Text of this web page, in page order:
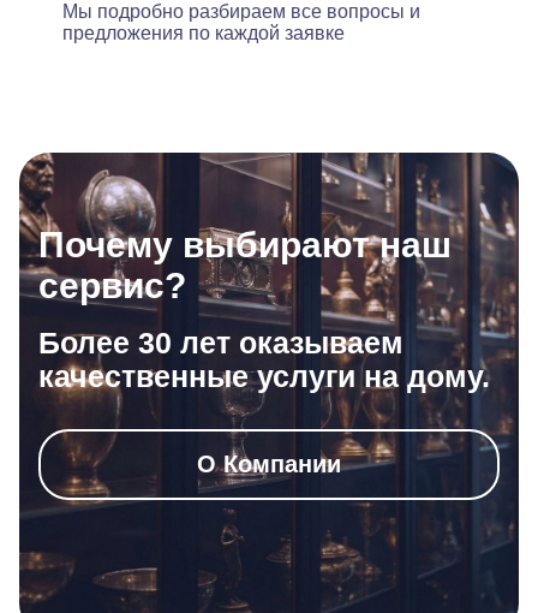
Мы подробно разбираем все вопросы и
предложения по каждой заявке
Почему выбирают наш
сервис?
Более 30 лет оказываем
качественные услуги на дому.
О Компании